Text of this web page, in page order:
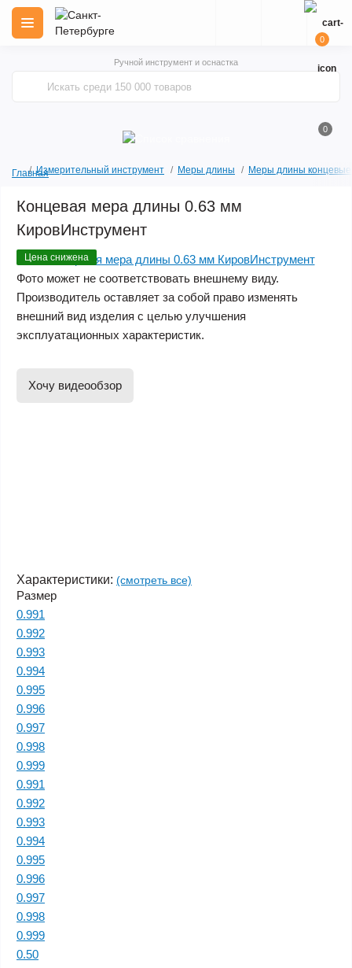
Ручной инструмент и оснастка
0
0
ГлавнаяИзмерительный инструмент Меры длины Меры длины
Концевая мера длины 0.63 мм
КировИнструмент
Цена снижена
Фото может не соответствовать внешнему виду.
Производитель оставляет за собой право изменять
внешний вид изделия с целью улучшения
эксплуатационных характеристик.
Хочу видеообзор
Характеристики: (смотреть все)
Размер
0.991
0.992
0.993
0.994
0.995
0.996
0.997
0.998
0.999
0.991
0.992
0.993
0.994
0.995
0.996
0.997
0.998
0.999
0.50